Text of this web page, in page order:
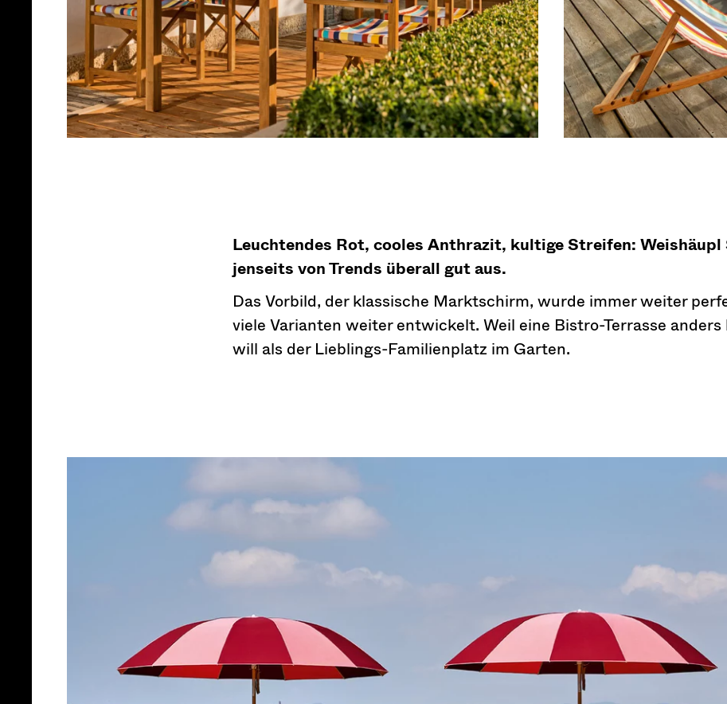
Leuchtendes Rot, cooles Anthrazit, kultige Streifen: Weishäupl
jenseits von Trends überall gut aus.
Das Vorbild, der klassische Marktschirm, wurde immer weiter
viele Varianten weiter entwickelt. Weil eine Bistro-Terrasse
will als der Lieblings-Familienplatz im Garten.